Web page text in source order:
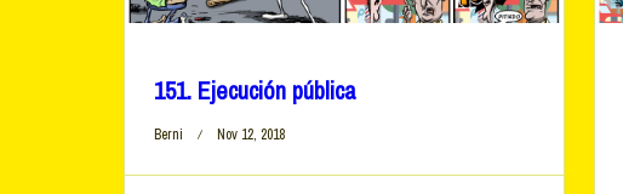
151. Ejecución pública
Berni Nov 12, 2018